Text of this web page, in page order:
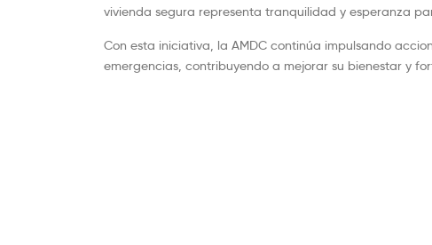
vivienda segura representa tranquilidad y esperanza
Con esta iniciativa, la AMDC continúa impulsando
emergencias, contribuyendo a mejorar su bienestar y